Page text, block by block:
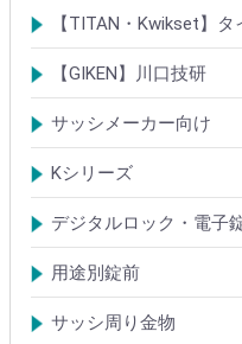
シリンダー
ロック製品
【TITAN・Kwikset】
シリンダー
錠
【GIKEN】川口技研
鍵ケース/ラッチング
室内錠シリーズ
サッシメーカー向け
TOSTEMトステム(LIXILリ
新日軽
三協(立山)アルミ
YKK
ミサワホーム
セキスイ
YAMAHA
ダイワハウス
松下電工・ナショナル住宅
不二サッシ
その他
Kシリーズ
【KH】アルミサッシ用引戸
【M】ミワ特殊錠
【G】ゴール特殊錠
【S】ショウワ特殊錠
【R】各社特殊錠
【MCY】ミワ取替用シリン
【GCY】ゴール取替用シリ
【SCY】ショウワ取替用シ
【WCY】ウェスト取替用シ
【ACY】アルファ取替用シ
【KCY】コダイ取替用シリ
【KC】クレセントシリー
その他Kシリーズ
デジタルロック・電子
扉加工あり
扉加工なし(軽微な加工)
ICキー・タグ・カード
用途別錠前
アルミサッシ玄関引戸・引
サムラッチ錠
浴室錠
補助錠
エンジンドア錠・ガラス扉
ケースハンドル錠
インダストリアルロック・
サッシ周り金物